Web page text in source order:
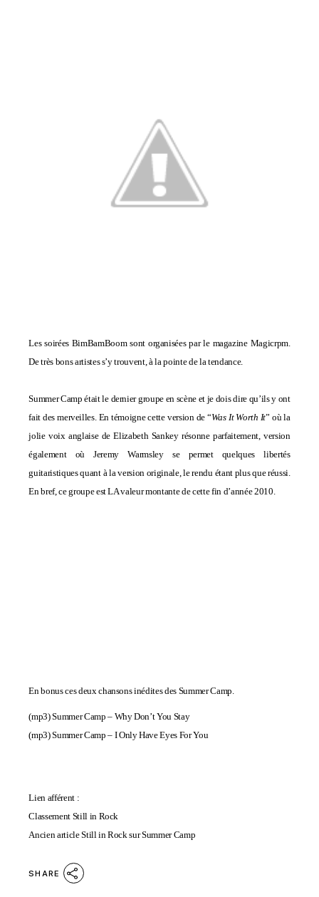
Les soirées BimBamBoom sont organisées par le magazine Magicrpm.
De très bons artistes s’y trouvent, à la pointe de la tendance.
Summer Camp était le dernier groupe en scène et je dois dire qu’ils y ont
fait des merveilles. En témoigne cette version de “Was It Worth It” où la
jolie voix anglaise de Elizabeth Sankey résonne parfaitement, version
également où Jeremy Warmsley se permet quelques libertés
guitaristiques quant à la version originale, le rendu étant plus que réussi.
En bref, ce groupe est LA valeur montante de cette fin d’année 2010.
En bonus ces deux chansons inédites des Summer Camp.
(mp3)Summer Camp – Why Don’t You Stay
(mp3)Summer Camp – I Only Have Eyes For You
Lien afférent :
Classement Still in Rock
Ancien article Still in Rock sur Summer Camp
SHARE